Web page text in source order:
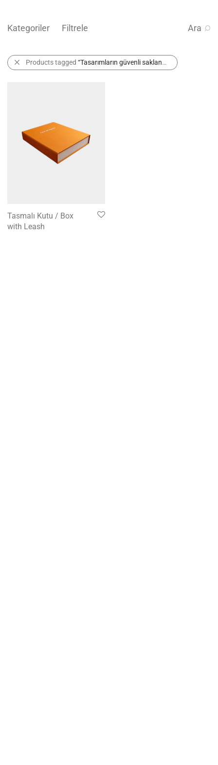
Kategoriler Filtrele Ara
Products tagged “Tasarımların güvenli saklanması”
Tasmalı Kutu / Box
with Leash